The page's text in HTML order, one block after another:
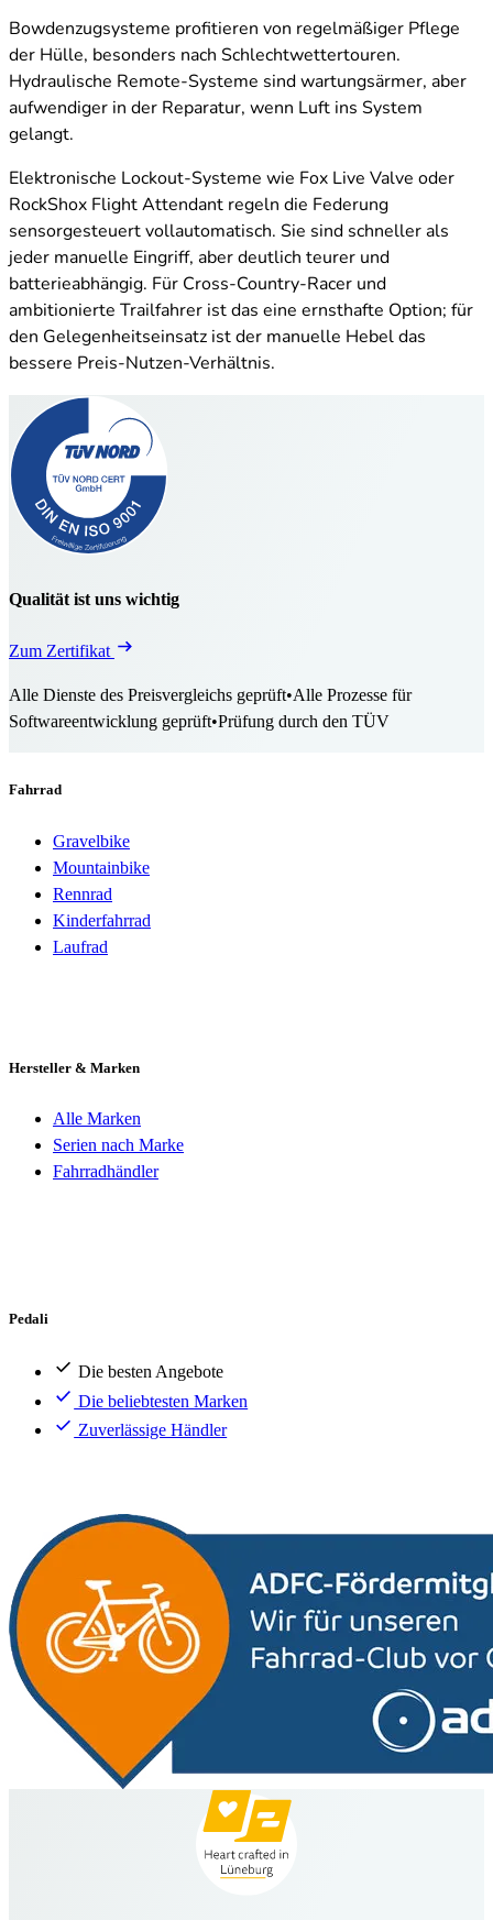
Bowdenzugsysteme profitieren von regelmäßiger Pflege
der Hülle, besonders nach Schlechtwettertouren.
Hydraulische Remote-Systeme sind wartungsärmer, aber
aufwendiger in der Reparatur, wenn Luft ins System
gelangt.
Elektronische Lockout-Systeme wie Fox Live Valve oder
RockShox Flight Attendant regeln die Federung
sensorgesteuert vollautomatisch. Sie sind schneller als
jeder manuelle Eingriff, aber deutlich teurer und
batterieabhängig. Für Cross-Country-Racer und
ambitionierte Trailfahrer ist das eine ernsthafte Option; für
den Gelegenheitseinsatz ist der manuelle Hebel das
bessere Preis-Nutzen-Verhältnis.
Qualität ist uns wichtig
Zum Zertifikat
Alle Dienste des Preisvergleichs geprüft•Alle Prozesse für
Softwareentwicklung geprüft•Prüfung durch den TÜV
Fahrrad
Gravelbike
Mountainbike
Rennrad
Kinderfahrrad
Laufrad
Hersteller & Marken
Alle Marken
Serien nach Marke
Fahrradhändler
Pedali
Die besten Angebote
Die beliebtesten Marken
Zuverlässige Händler